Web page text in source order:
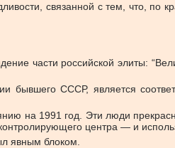
связанной с тем, что, по
части российской элиты:
бывшего СССР, является
на 1991 год. Эти люди
центра — и
явным блоком.